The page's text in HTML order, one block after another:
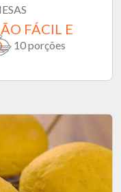
FÁCIL E
10 porções